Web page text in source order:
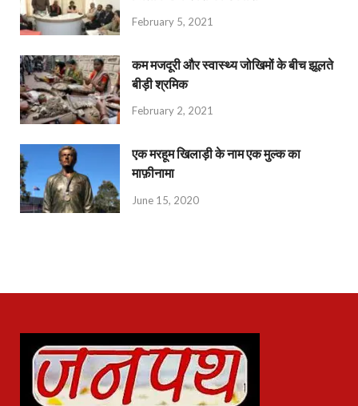
February 5, 2021
कम मजदूरी और स्वास्थ्य जोखिमों के बीच झूलते
बीड़ी श्रमिक
February 2, 2021
एक मरहूम खिलाड़ी के नाम एक मुल्क का
माफ़ीनामा
June 15, 2020